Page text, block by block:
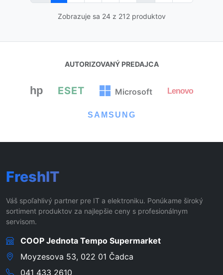
Zobrazuje sa 24 z 212 produktov
AUTORIZOVANÝ PREDAJCA
hp ESET Microsoft Lenovo
SAMSUNG
FreshIT
Váš spoľahlivý partner pre IT a elektroniku. Ponúkame široký
sortiment produktov za najlepšie ceny s profesionálnym
servisom.
COOP Jednota Tempo Supermarket
Moyzesova 53, 022 01 Čadca
041 433 2610